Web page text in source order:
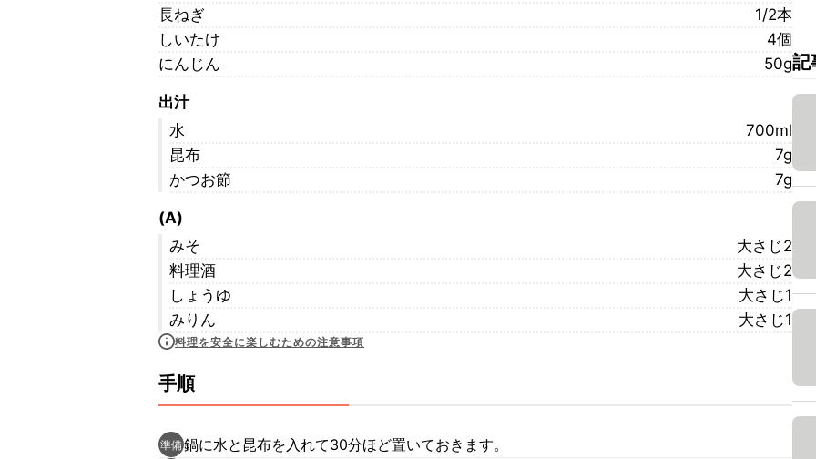
長ねぎ
1/2本
しいたけ
4個
にんじん
50g
出汁
水
700ml
昆布
7g
かつお節
7g
(A)
みそ
大さじ2
料理酒
大さじ2
しょうゆ
大さじ1
みりん
大さじ1
料理を安全に楽しむための注意事項
手順
準備鍋に水と昆布を入れて30分ほど置いておきます。
記